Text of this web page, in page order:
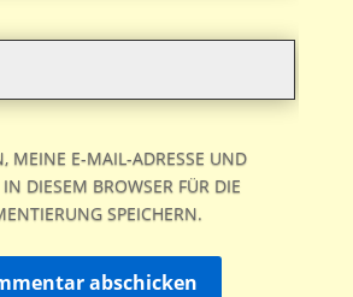
MEINE E-MAIL-ADRESSE UND
DIESEM BROWSER FÜR DIE
SPEICHERN.
abschicken